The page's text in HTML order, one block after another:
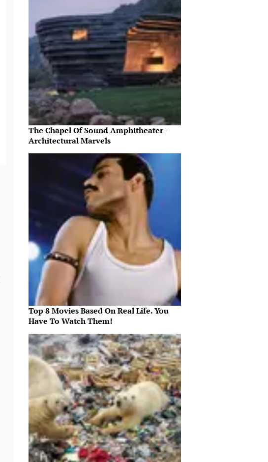
The Chapel Of Sound Amphitheater -
Architectural Marvels
Top 8 Movies Based On Real Life. You
Have To Watch Them!